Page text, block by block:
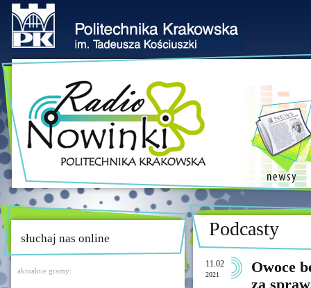
słuchaj nas online
aktualnie gramy:
Podcasty
11.02
2021
Owoce
za